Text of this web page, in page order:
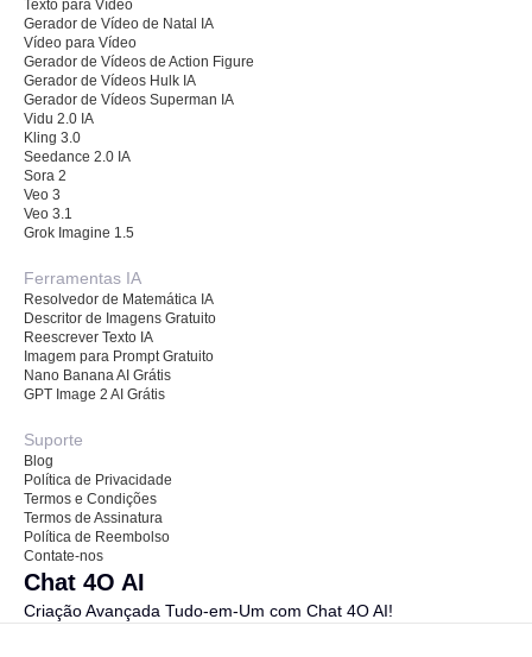
Texto para Vídeo
Gerador de Vídeo de Natal IA
Vídeo para Vídeo
Gerador de Vídeos de Action Figure
Gerador de Vídeos Hulk IA
Gerador de Vídeos Superman IA
Vidu 2.0 IA
Kling 3.0
Seedance 2.0 IA
Sora 2
Veo 3
Veo 3.1
Grok Imagine 1.5
Ferramentas IA
Resolvedor de Matemática IA
Descritor de Imagens Gratuito
Reescrever Texto IA
Imagem para Prompt Gratuito
Nano Banana AI Grátis
GPT Image 2 AI Grátis
Suporte
Blog
Política de Privacidade
Termos e Condições
Termos de Assinatura
Política de Reembolso
Contate-nos
Chat 4O AI
Criação Avançada Tudo-em-Um com Chat 4O AI!